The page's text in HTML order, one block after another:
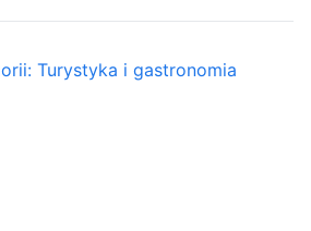
Turystyka i gastronomia